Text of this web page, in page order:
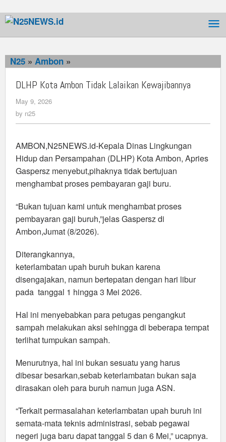
to
N25 » Ambon »
Ambon
Kewajibannya
DLHP Kota Ambon Tidak Lalaikan Kewajibannya
May 9, 2026
by n25
AMBON,N25NEWS.id-Kepala Dinas Lingkungan
Hidup dan Persampahan (DLHP) Kota Ambon, Apries
Gaspersz menyebut,pihaknya tidak bertujuan
menghambat proses pembayaran gaji buru.
“Bukan tujuan kami untuk menghambat proses
pembayaran gaji buruh,”jelas Gaspersz di
Ambon,Jumat (8/2026).
Diterangkannya,
keterlambatan upah buruh bukan karena
disengajakan, namun bertepatan dengan hari libur
pada tanggal 1 hingga 3 Mei 2026.
Hal ini menyebabkan para petugas pengangkut
sampah melakukan aksi sehingga di beberapa tempat
terlihat tumpukan sampah.
Menurutnya, hal ini bukan sesuatu yang harus
dibesar besarkan,sebab keterlambatan bukan saja
dirasakan oleh para buruh namun juga ASN.
“Terkait permasalahan keterlambatan upah buruh ini
semata-mata teknis administrasi, sebab pegawai
negeri juga baru dapat tanggal 5 dan 6 Mei,” ucapnya.